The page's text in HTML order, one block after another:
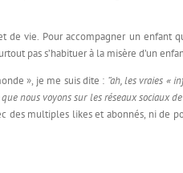
vie. Pour accompagner un enfant
pas s’habituer à la misère d’un
», je me suis dite : ‘’ah, les vraies «
nous voyons sur les réseaux sociaux de
des multiples likes et abonnés, ni de